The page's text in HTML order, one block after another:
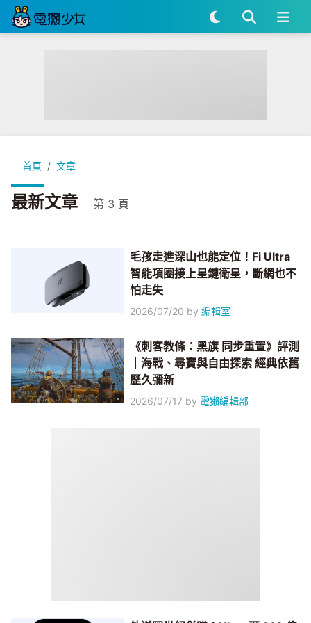
首頁 文章
最新文章 第 3 頁
毛孩走進深山也能定位！Fi Ultra
智能項圈接上星鏈衛星，斷網也不
怕走失
2026/07/20 by編輯室
《刺客教條：黑旗 同步重置》評測
｜海戰、尋寶與自由探索 經典依舊
歷久彌新
2026/07/17 by 電獺編輯部